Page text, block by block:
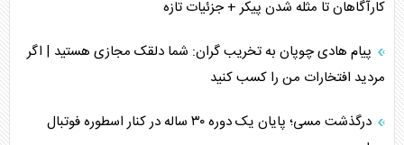
جنگ رمضان و معضل حضور نظامیان آمریکایی
تحلیل جامع پدیده تراستی‌ها
تأثیر جنگ ایران و آمریکا بر اقتصاد جهانی
کارآگاهان تا مثله شدن پیکر + جزئیات تازه
پیام هادی چوپان به تخریب گران: شما دلقک مجازی هستید | اگر
مردید افتخارات من را کسب کنید
درگذشت مسی؛ پایان یک دوره ۳۰ ساله در کنار اسطوره فوتبال